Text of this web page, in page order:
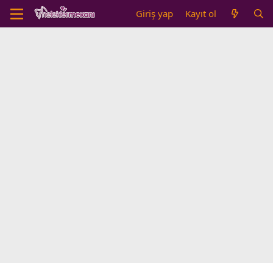
Giriş yap Kayıt ol